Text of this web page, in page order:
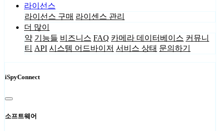
라이선스
라이선스 구매 라이센스 관리
더 많이
약 기능들 비즈니스 FAQ 카메라 데이터베이스 커뮤니
티 API 시스템 어드바이저 서비스 상태 문의하기
iSpyConnect
소프트웨어